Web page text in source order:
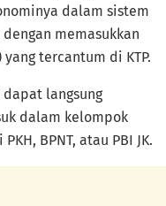
dalam sistem
memasukkan
tercantum di KTP.
langsung
dalam kelompok
BPNT, atau PBI JK.